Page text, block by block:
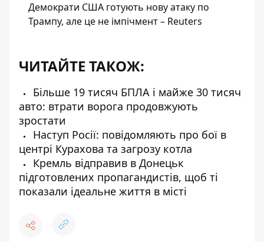
Демократи США готують нову атаку по
Трампу, але це не імпічмент – Reuters
ЧИТАЙТЕ ТАКОЖ:
Більше 19 тисяч БПЛА і майже 30 тисяч
авто: втрати ворога продовжують
зростати
Наступ Росії: повідомляють про бої в
центрі Курахова та загрозу котла
Кремль відправив в Донецьк
підготовлених пропагандистів, щоб ті
показали ідеальне життя в місті